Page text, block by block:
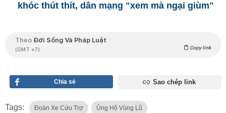
khóc thút thít, dân mạng "xem mà ngại giùm"
Theo Đời Sống Và Pháp Luật
(GMT +7) Copy link
Chia sẻ Sao chép link
Tags: Đoàn Xe Cứu Trợ Ủng Hộ Vùng Lũ